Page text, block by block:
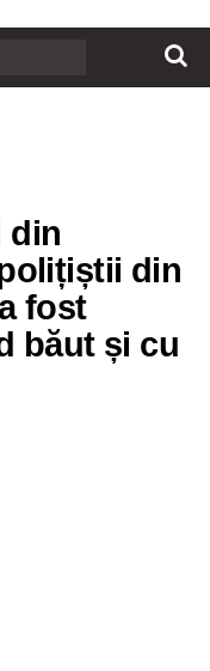
din
din
fost
băut și cu